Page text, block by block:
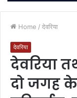
Home / देवरिया
देवरिया
देवरिया
दो जगह